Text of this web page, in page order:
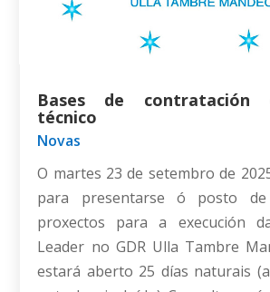
Bases de contratación
técnico
Novas
O martes 23 de setembro de
para presentarse ó posto
proxectos para a execución
Leader no GDR Ulla Tambre
estará aberto 25 días naturais